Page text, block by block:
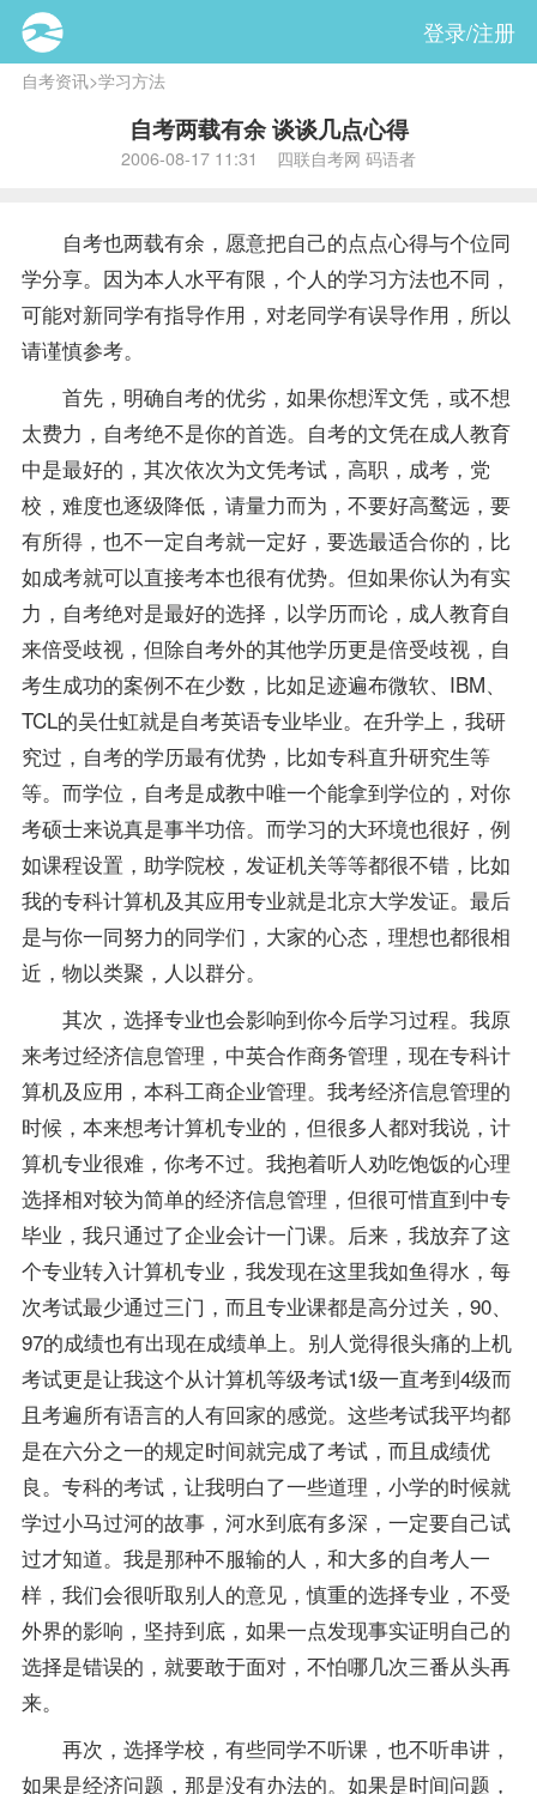
登录/注册
自考资讯>学习方法
自考两载有余 谈谈几点心得
2006-08-17 11:31 四联自考网 码语者
自考也两载有余，愿意把自己的点点心得与个位同
学分享。因为本人水平有限，个人的学习方法也不同，
可能对新同学有指导作用，对老同学有误导作用，所以
请谨慎参考。
首先，明确自考的优劣，如果你想浑文凭，或不想
太费力，自考绝不是你的首选。自考的文凭在成人教育
中是最好的，其次依次为文凭考试，高职，成考，党
校，难度也逐级降低，请量力而为，不要好高鹜远，要
有所得，也不一定自考就一定好，要选最适合你的，比
如成考就可以直接考本也很有优势。但如果你认为有实
力，自考绝对是最好的选择，以学历而论，成人教育自
来倍受歧视，但除自考外的其他学历更是倍受歧视，自
考生成功的案例不在少数，比如足迹遍布微软、IBM、
TCL的吴仕虹就是自考英语专业毕业。在升学上，我研
究过，自考的学历最有优势，比如专科直升研究生等
等。而学位 ，自考是成教中唯一个能拿到学位的，对你
考硕士来说真是事半功倍。而学习的大环境也很好，例
如课程设置，助学院校，发证机关等等都很不错，比如
我的专科计算机及其应用专业就是北京大学发证。最后
是与你一同努力的同学们，大家的心态，理想也都很相
近，物以类聚，人以群分。
其次，选择专业也会影响到你今后学习过程。我原
来考过经济信息管理，中英合作商务管理，现在专科计
算机及应用，本科工商企业管理。我考经济信息管理的
时候，本来想考计算机专业的，但很多人都对我说，计
算机专业很难，你考不过。我抱着听人劝吃饱饭的心理
选择相对较为简单的经济信息管理，但很可惜直到中专
毕业，我只通过了企业会计一门课。后来，我放弃了这
个专业转入计算机专业，我发现在这里我如鱼得水，每
次考试最少通过三门，而且专业课都是高分过关，90、
97的成绩也有出现在成绩单上。别人觉得很头痛的上机
考试更是让我这个从计算机等级考试1级一直考到4级而
且考遍所有语言的人有回家的感觉。这些考试我平均都
是在六分之一的规定时间就完成了考试，而且成绩优
良。专科的考试，让我明白了一些道理，小学的时候就
学过小马过河的故事，河水到底有多深，一定要自己试
过才知道。我是那种不服输的人，和大多的自考人一
样，我们会很听取别人的意见，慎重的选择专业，不受
外界的影响，坚持到底，如果一点发现事实证明自己的
选择是错误的，就要敢于面对，不怕哪几次三番从头再
来。
再次，选择学校，有些同学不听课，也不听串讲，
如果是经济问题，那是没有办法的。如果是时间问题，